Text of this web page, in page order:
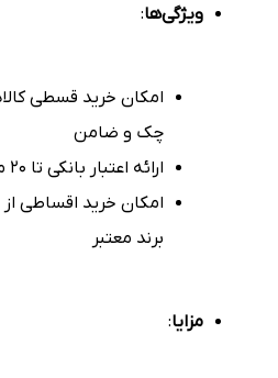
ویژگی‌ها:
امکان خرید قسطی
چک و ضامن
ارائه اعتبار بانکی تا ۲۰ میلیون تومان
برند معتبر
مزایا: